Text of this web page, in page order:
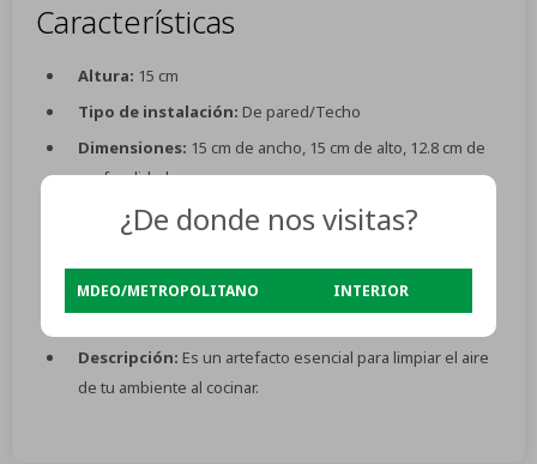
Características
Altura: 15 cm
Tipo de instalación: De pared/Techo
Dimensiones: 15 cm de ancho, 15 cm de alto, 12.8 cm de
profundidad
Fabricado en:Vidrio
Nivel de ruido:31 dB
Descripción: Es un artefacto esencial para limpiar el aire
de tu ambiente al cocinar.
¿De donde nos visitas?
MDEO/METROPOLITANO INTERIOR